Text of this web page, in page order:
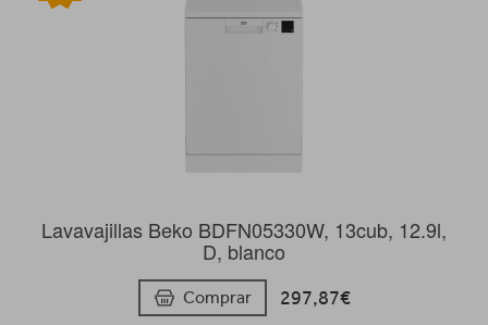
Lavavajillas Beko BDFN05330W, 13cub, 12.9l,
D, blanco
Comprar 297,87€